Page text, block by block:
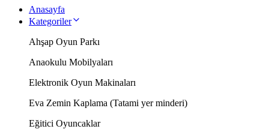
Anasayfa
Kategoriler
Ahşap Oyun Parkı
Anaokulu Mobilyaları
Elektronik Oyun Makinaları
Eva Zemin Kaplama (Tatami yer minderi)
Eğitici Oyuncaklar